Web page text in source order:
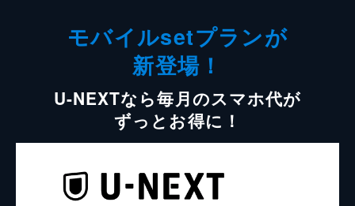
モバイルsetプランが
新登場！
U-NEXTなら毎月のスマホ代が
ずっとお得に！